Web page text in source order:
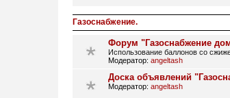
Газоснабжение.
Форум "Газоснабжение
Использование баллонов со
Модератор: angeltash
Доска объявлений
Модератор: angeltash